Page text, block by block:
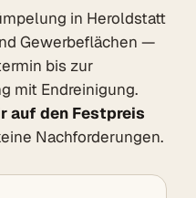
in Heroldstatt
Gewerbeflächen —
bis zur
mit Endreinigung.
auf den Festpreis
Nachforderungen.